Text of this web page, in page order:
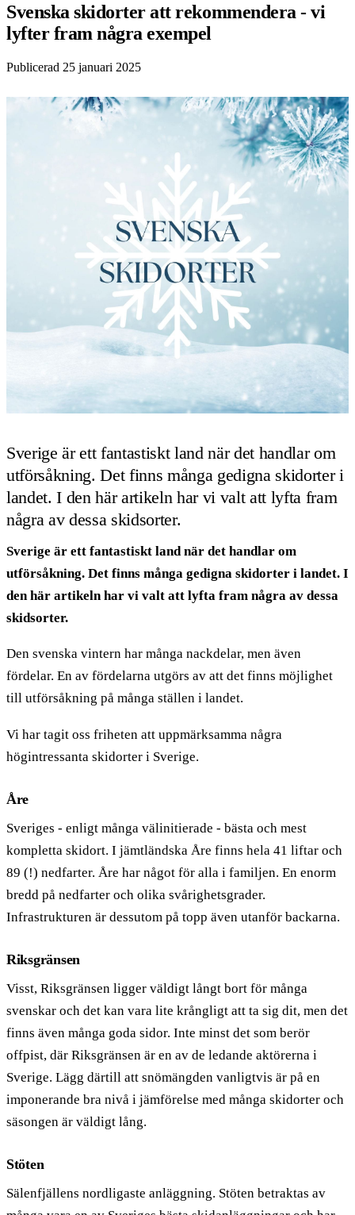
Svenska skidorter att rekommendera - vi
lyfter fram några exempel
Publicerad 25 januari 2025
Sverige är ett fantastiskt land när det handlar om
utförsåkning. Det finns många gedigna skidorter i
landet. I den här artikeln har vi valt att lyfta fram
några av dessa skidsorter.
Sverige är ett fantastiskt land när det handlar om
utförsåkning. Det finns många gedigna skidorter i landet. I
den här artikeln har vi valt att lyfta fram några av dessa
skidsorter.
Den svenska vintern har många nackdelar, men även
fördelar. En av fördelarna utgörs av att det finns möjlighet
till utförsåkning på många ställen i landet.
Vi har tagit oss friheten att uppmärksamma några
högintressanta skidorter i Sverige.
Åre
Sveriges - enligt många välinitierade - bästa och mest
kompletta skidort. I jämtländska Åre finns hela 41 liftar och
89 (!) nedfarter. Åre har något för alla i familjen. En enorm
bredd på nedfarter och olika svårighetsgrader.
Infrastrukturen är dessutom på topp även utanför backarna.
Riksgränsen
Visst, Riksgränsen ligger väldigt långt bort för många
svenskar och det kan vara lite krångligt att ta sig dit, men det
finns även många goda sidor. Inte minst det som berör
offpist, där Riksgränsen är en av de ledande aktörerna i
Sverige. Lägg därtill att snömängden vanligtvis är på en
imponerande bra nivå i jämförelse med många skidorter och
säsongen är väldigt lång.
Stöten
Sälenfjällens nordligaste anläggning. Stöten betraktas av